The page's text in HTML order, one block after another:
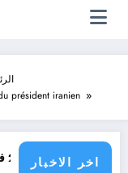
président iranien
اخر الاخبار